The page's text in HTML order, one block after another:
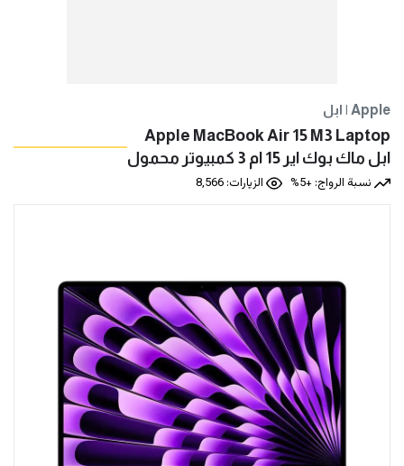
ابل | Apple
Apple MacBook Air 15 M3 Laptop
ابل ماك بوك اير 15 ام 3 كمبيوتر محمول
نسبة الرواج: +5%
الزيارات: 8,566